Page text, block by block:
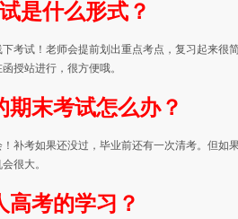
是什么形式？
考试！老师会提前划出重点考点，复习起来很
授站进行，很方便哦。
末考试怎么办？
补考如果还没过，毕业前还有一次清考。但如
很大。
考的学习？